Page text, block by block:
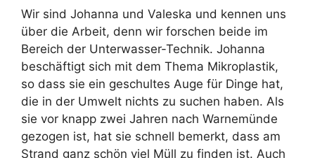
Wir sind Johanna und Valeska und kennen uns
über die Arbeit, denn wir forschen beide im
Bereich der Unterwasser-Technik. Johanna
beschäftigt sich mit dem Thema Mikroplastik,
so dass sie ein geschultes Auge für Dinge hat,
die in der Umwelt nichts zu suchen haben. Als
sie vor knapp zwei Jahren nach Warnemünde
gezogen ist, hat sie schnell bemerkt, dass am
Strand ganz schön viel Müll zu finden ist. Auch